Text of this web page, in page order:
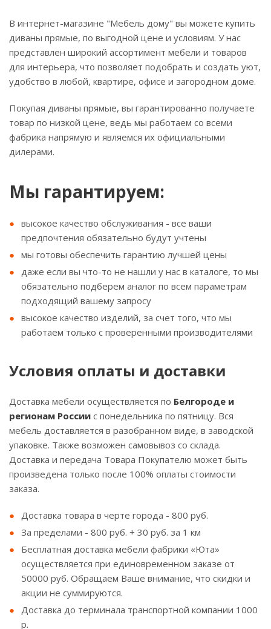
В интернет-магазине "Мебель дому" вы можете купить
диваны прямые, по выгодной цене и условиям. У нас
представлен широкий ассортимент мебели и товаров
для интерьера, что позволяет подобрать и создать уют,
удобство в любой, квартире, офисе и загородном доме.
Покупая диваны прямые, вы гарантированно получаете
товар по низкой цене, ведь мы работаем со всеми
фабрика напрямую и являемся их официальными
дилерами.
Мы гарантируем:
высокое качество обслуживания - все ваши
предпочтения обязательно будут учтены
мы готовы обеспечить гарантию лучшей цены
даже если вы что-то не нашли у нас в каталоге, то мы
обязательно подберем аналог по всем параметрам
подходящий вашему запросу
высокое качество изделий, за счет того, что мы
работаем только с проверенными производителями
Условия оплаты и доставки
Доставка мебели осуществляется по Белгороде и
регионам России с понедельника по пятницу. Вся
мебель доставляется в разобранном виде, в заводской
упаковке. Также возможен самовывоз со склада.
Доставка и передача Товара Покупателю может быть
произведена только после 100% оплаты стоимости
заказа.
Доставка товара в черте города - 800 руб.
За пределами - 800 руб. + 30 руб. за 1 км
Бесплатная доставка мебели фабрики «Юта»
осуществляется при единовременном заказе от
50000 руб. Обращаем Ваше внимание, что скидки и
акции не суммируются.
Доставка до терминала транспортной компании 1000
р.